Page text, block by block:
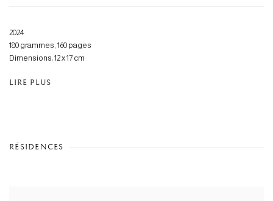
2024
180 grammes, 160 pages
Dimensions: 12 x 17 cm
LIRE PLUS
RÉSIDENCES